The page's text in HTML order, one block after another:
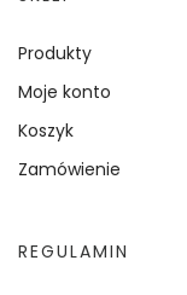
Produkty
Moje konto
Koszyk
Zamówienie
REGULAMIN